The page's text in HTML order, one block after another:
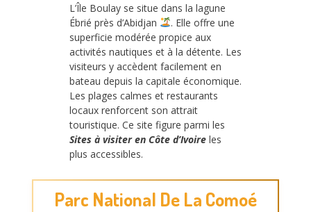
L’Île Boulay se situe dans la lagune
Ébrié près d’Abidjan
. Elle offre une
superficie modérée propice aux
activités nautiques et à la détente. Les
visiteurs y accèdent facilement en
bateau depuis la capitale économique.
Les plages calmes et restaurants
locaux renforcent son attrait
touristique. Ce site figure parmi les
Sites à visiter en Côte d’Ivoire les
plus accessibles.
Parc National De La Comoé